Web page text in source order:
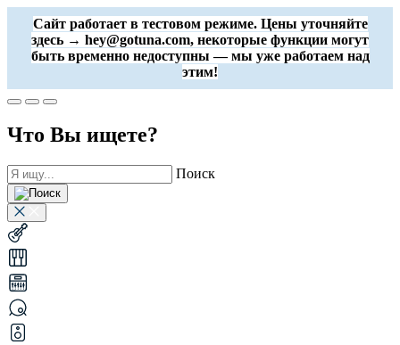
Сайт работает в тестовом режиме. Цены уточняйте
здесь → hey@gotuna.com, некоторые функции могут
быть временно недоступны — мы уже работаем над
этим!
Что Вы ищете?
Поиск